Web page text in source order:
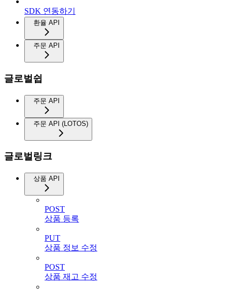
SDK 연동하기
환율 API
주문 API
글로벌쉽
주문 API
주문 API (LOTOS)
글로벌링크
상품 API
POST
상품 등록
PUT
상품 정보 수정
POST
상품 재고 수정